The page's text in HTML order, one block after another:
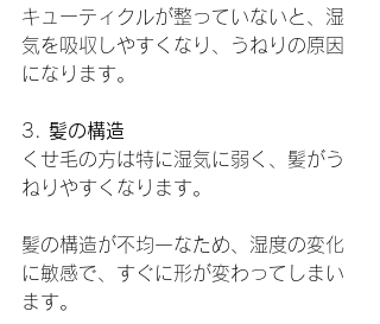
キューティクルが整っていないと、湿
気を吸収しやすくなり、うねりの原因
になります。
3. 髪の構造
くせ毛の方は特に湿気に弱く、髪がう
ねりやすくなります。
髪の構造が不均一なため、湿度の変化
に敏感で、すぐに形が変わってしまい
ます。